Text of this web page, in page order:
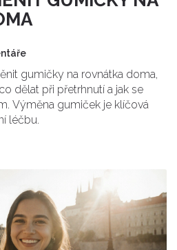
gumičky na rovnátka doma,
dělat při přetrhnutí a jak se
Výměna gumiček je klíčová
léčbu.